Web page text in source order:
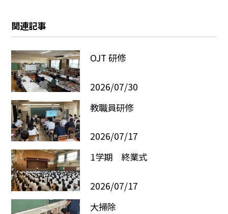
関連記事
OJT 研修
2026/07/30
教職員研修
2026/07/17
1学期 終業式
2026/07/17
大掃除